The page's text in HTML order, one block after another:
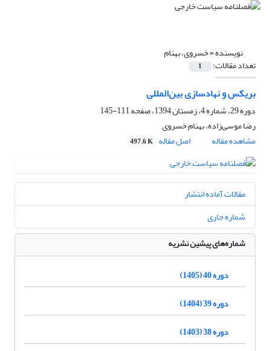
نویسنده =خسروی، بهنام
تعداد مقالات: 1
بریکس و نهادسازی بین‌المللی
دوره 29، شماره 4، زمستان 1394، صفحه
111-145
رضا موسی‌زاده، بهنام خسروی
مشاهده مقاله
اصل مقاله 497.6 K
مقالات آماده انتشار
شماره جاری
شماره‌های پیشین نشریه
دوره 40 (1405)
دوره 39 (1404)
دوره 38 (1403)